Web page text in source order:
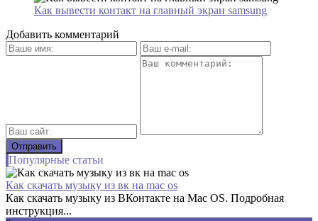
Как вывести контакт на главный экран samsung
Добавить комментарий
Популярные статьи
Как скачать музыку из вк на mac os
Как скачать музыку из ВКонтакте на Mac OS. Подробная
инструкция...